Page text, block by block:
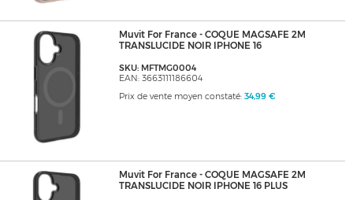
Muvit For France - COQUE MAGSAFE 2M
TRANSLUCIDE NOIR IPHONE 16
SKU: MFTMG0004
EAN: 3663111186604
Prix de vente moyen constaté: 34,99 €
Muvit For France - COQUE MAGSAFE 2M
TRANSLUCIDE NOIR IPHONE 16 PLUS